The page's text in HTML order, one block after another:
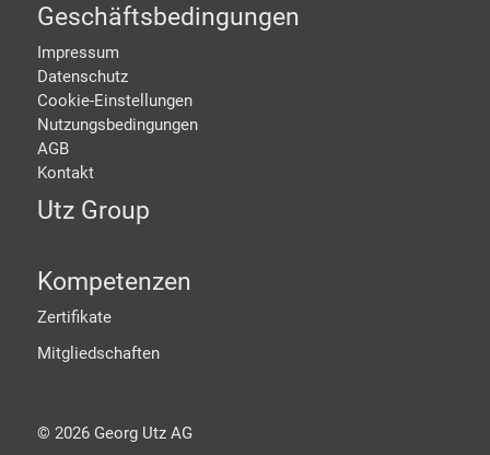
Geschäftsbedingungen
Impressum
Datenschutz
Cookie-Einstellungen
Nutzungsbedingungen
AGB
Kontakt
Utz Group
Kompetenzen
Zertifikate
Mitgliedschaften
© 2026Georg Utz AG